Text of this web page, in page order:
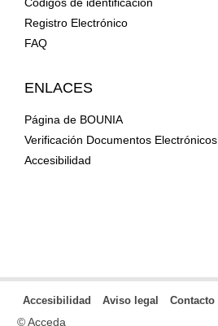
Registro Electrónico
FAQ
ENLACES
Página de BOUNIA
Verificación Documentos Electrónicos
Accesibilidad
Accesibilidad Aviso legal Contacto
© Acceda